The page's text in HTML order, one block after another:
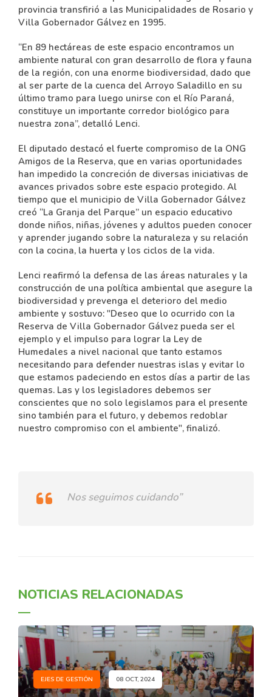
provincia transfirió a las Municipalidades de Rosario y
Villa Gobernador Gálvez en 1995.
“En 89 hectáreas de este espacio encontramos un
ambiente natural con gran desarrollo de flora y fauna
de la región, con una enorme biodiversidad, dado que
al ser parte de la cuenca del Arroyo Saladillo en su
último tramo para luego unirse con el Río Paraná,
constituye un importante corredor biológico para
nuestra zona”, detalló Lenci.
El diputado destacó el fuerte compromiso de la ONG
Amigos de la Reserva, que en varias oportunidades
han impedido la concreción de diversas iniciativas de
avances privados sobre este espacio protegido. Al
tiempo que el municipio de Villa Gobernador Gálvez
creó “La Granja del Parque” un espacio educativo
donde niños, niñas, jóvenes y adultos pueden conocer
y aprender jugando sobre la naturaleza y su relación
con la cocina, la huerta y los ciclos de la vida.
Lenci reafirmó la defensa de las áreas naturales y la
construcción de una política ambiental que asegure la
biodiversidad y prevenga el deterioro del medio
ambiente y sostuvo: "Deseo que lo ocurrido con la
Reserva de Villa Gobernador Gálvez pueda ser el
ejemplo y el impulso para lograr la Ley de
Humedales a nivel nacional que tanto estamos
necesitando para defender nuestras islas y evitar lo
que estamos padeciendo en estos días a partir de las
quemas. Las y los legisladores debemos ser
conscientes que no solo legislamos para el presente
sino también para el futuro, y debemos redoblar
nuestro compromiso con el ambiente", finalizó.
Nos seguimos cuidando”
NOTICIAS RELACIONADAS
EJES DE GESTIÓN 08 OCT, 2024